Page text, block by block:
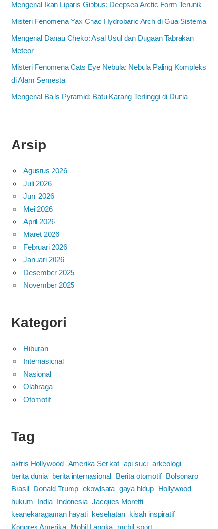
Mengenal Ikan Liparis Gibbus: Deepsea Arctic Form Terunik
Misteri Fenomena Yax Chac Hydrobaric Arch di Gua Sistema
Mengenal Danau Cheko: Asal Usul dan Dugaan Tabrakan
Meteor
Misteri Fenomena Cats Eye Nebula: Nebula Paling Kompleks
di Alam Semesta
Mengenal Balls Pyramid: Batu Karang Tertinggi di Dunia
Arsip
Agustus 2026
Juli 2026
Juni 2026
Mei 2026
April 2026
Maret 2026
Februari 2026
Januari 2026
Desember 2025
November 2025
Kategori
Hiburan
Internasional
Nasional
Olahraga
Otomotif
Tag
aktris Hollywood Amerika Serikat api suci arkeologi
berita dunia
berita internasional Berita otomotif
Bolsonaro
Brasil
Donald Trump ekowisata gaya hidup
Hollywood
hukum
India Indonesia Jacques Moretti
keanekaragaman hayati
kesehatan
kisah inspiratif
Kongres Amerika
Mobil Langka mobil sport